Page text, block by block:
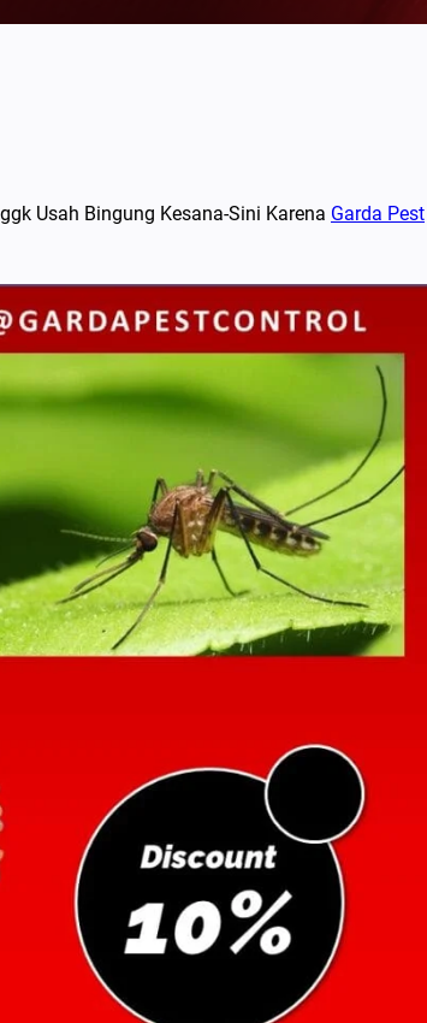
Usah Bingung Kesana-Sini Karena Garda Pest